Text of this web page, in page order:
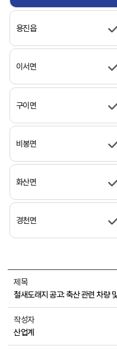
용진읍
이서면
구이면
비봉면
화산면
경천면
제목
철새도래지 공고: 축산 관련 차량
작성자
산업계